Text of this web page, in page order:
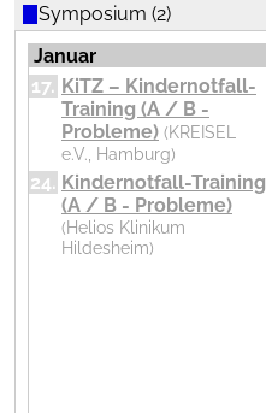
Therapieempfehlungen
online
vollständig
als PDF
herunterladen
AGNN-
App
Symposium (2)
Januar
17. KiTZ – Kindernotfall-
Training (A / B -
Probleme) (KREISEL
e.V., Hamburg)
24. Kindernotfall-Training
(A / B - Probleme)
(Helios Klinikum
Hildesheim)